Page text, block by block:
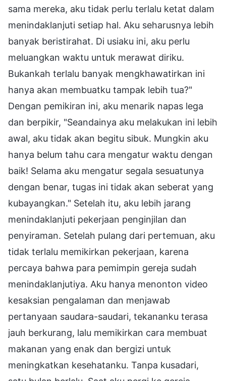
sama mereka, aku tidak perlu terlalu ketat dalam
menindaklanjuti setiap hal. Aku seharusnya lebih
banyak beristirahat. Di usiaku ini, aku perlu
meluangkan waktu untuk merawat diriku.
Bukankah terlalu banyak mengkhawatirkan ini
hanya akan membuatku tampak lebih tua?"
Dengan pemikiran ini, aku menarik napas lega
dan berpikir, "Seandainya aku melakukan ini lebih
awal, aku tidak akan begitu sibuk. Mungkin aku
hanya belum tahu cara mengatur waktu dengan
baik! Selama aku mengatur segala sesuatunya
dengan benar, tugas ini tidak akan seberat yang
kubayangkan." Setelah itu, aku lebih jarang
menindaklanjuti pekerjaan penginjilan dan
penyiraman. Setelah pulang dari pertemuan, aku
tidak terlalu memikirkan pekerjaan, karena
percaya bahwa para pemimpin gereja sudah
menindaklanjutiya. Aku hanya menonton video
kesaksian pengalaman dan menjawab
pertanyaan saudara-saudari, tekananku terasa
jauh berkurang, lalu memikirkan cara membuat
makanan yang enak dan bergizi untuk
meningkatkan kesehatanku. Tanpa kusadari,